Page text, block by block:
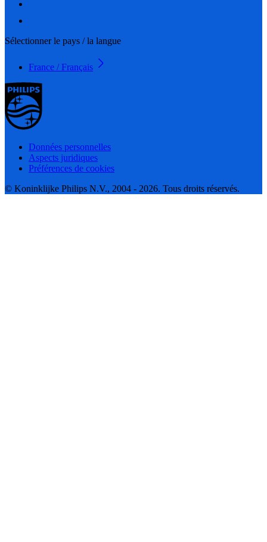
Sélectionner le pays / la langue
France / Français
Données personnelles
Aspects juridiques
Préférences de cookies
© Koninklijke Philips N.V., 2004 - 2026. Tous droits réservés.